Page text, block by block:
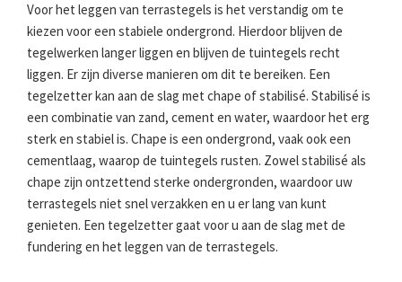
Voor het leggen van terrastegels is het verstandig om te
kiezen voor een stabiele ondergrond. Hierdoor blijven de
tegelwerken langer liggen en blijven de tuintegels recht
liggen. Er zijn diverse manieren om dit te bereiken. Een
tegelzetter kan aan de slag met chape of stabilisé. Stabilisé is
een combinatie van zand, cement en water, waardoor het erg
sterk en stabiel is. Chape is een ondergrond, vaak ook een
cementlaag, waarop de tuintegels rusten. Zowel stabilisé als
chape zijn ontzettend sterke ondergronden, waardoor uw
terrastegels niet snel verzakken en u er lang van kunt
genieten. Een tegelzetter gaat voor u aan de slag met de
fundering en het leggen van de terrastegels.